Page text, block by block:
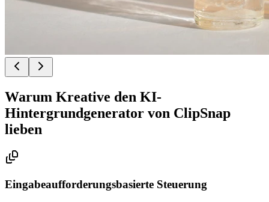
Warum Kreative den KI-
Hintergrundgenerator von ClipSnap
lieben
Eingabeaufforderungsbasierte Steuerung